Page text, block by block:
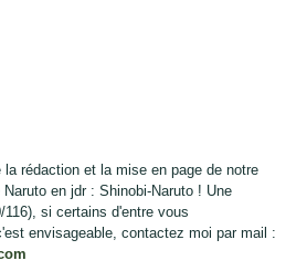
rédaction et la mise en page de notre
en jdr : Shinobi-Naruto ! Une
si certains d'entre vous
envisageable, contactez moi par mail :